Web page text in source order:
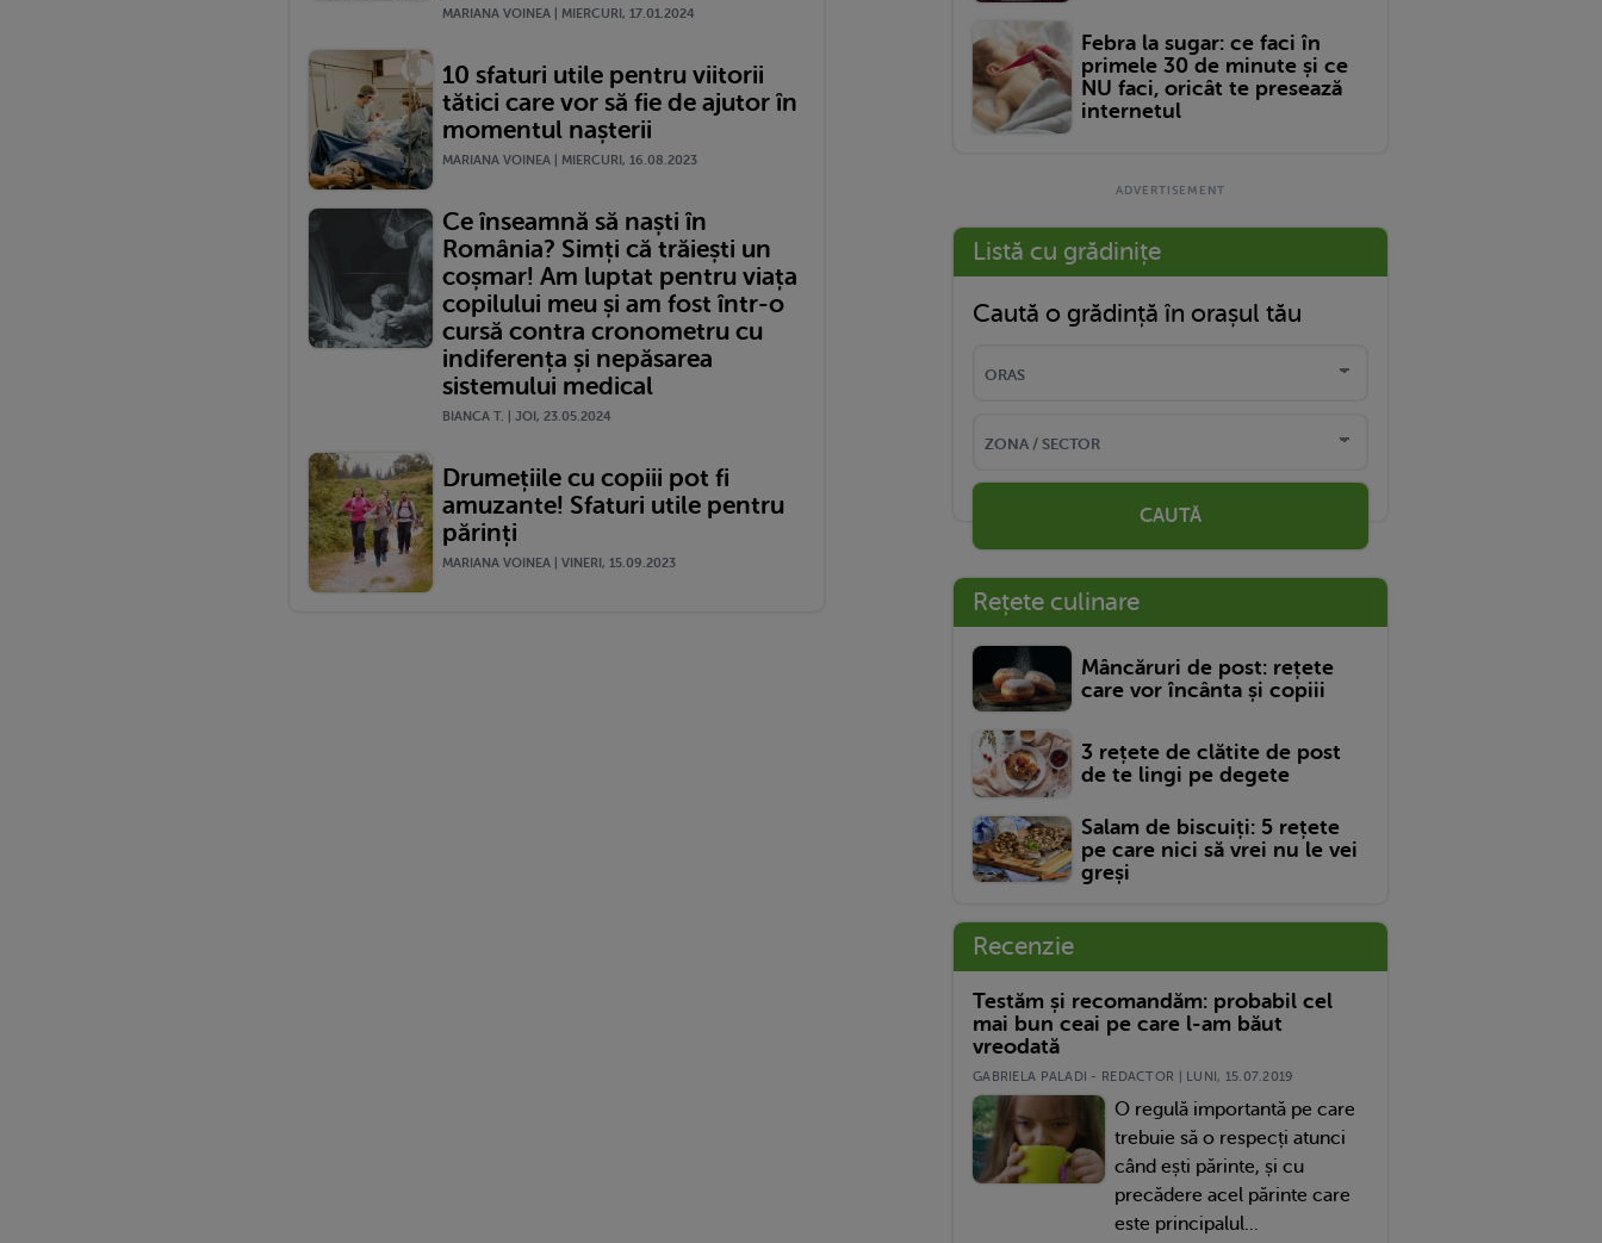
MARIANA VOINEA | MIERCURI, 17.01.2024
10 sfaturi utile pentru viitorii
tătici care vor să fie de ajutor în
momentul nașterii
MARIANA VOINEA | MIERCURI, 16.08.2023
Ce înseamnă să naști în
România? Simți că trăiești un
coșmar! Am luptat pentru viața
copilului meu și am fost într-o
cursă contra cronometru cu
indiferența și nepăsarea
sistemului medical
BIANCA T. | JOI, 23.05.2024
Drumețiile cu copiii pot fi
amuzante! Sfaturi utile pentru
părinți
MARIANA VOINEA | VINERI, 15.09.2023
Febra la sugar: ce faci în
primele 30 de minute și ce
NU faci, oricât te presează
internetul
Listă cu grădinițe
Caută o grădință în orașul tău
CAUTĂ
Rețete culinare
Mâncăruri de post: rețete
care vor încânta și copiii
3 rețete de clătite de post
de te lingi pe degete
Salam de biscuiți: 5 rețete
pe care nici să vrei nu le vei
greși
Recenzie
Testăm și recomandăm: probabil cel
mai bun ceai pe care l-am băut
vreodată
GABRIELA PALADI - REDACTOR | LUNI, 15.07.2019
O regulă importantă pe care
trebuie să o respecți atunci
când ești părinte, și cu
precădere acel părinte care
este principalul...